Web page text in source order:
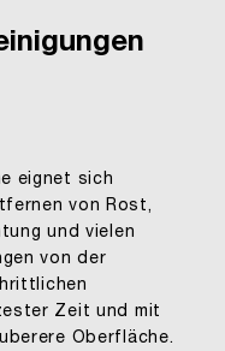
eignet sich
von Rost,
und vielen
von der
Zeit und mit
Oberfläche.